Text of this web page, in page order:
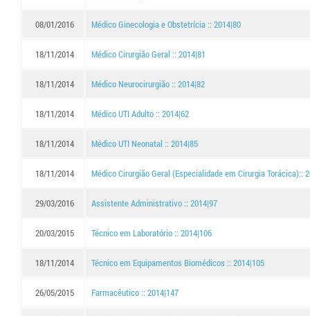
08/01/2016 Médico Ginecologia e Obstetrícia :: 2014|80
18/11/2014 Médico Cirurgião Geral :: 2014|81
18/11/2014 Médico Neurocirurgião :: 2014|82
18/11/2014 Médico UTI Adulto :: 2014|62
18/11/2014 Médico UTI Neonatal :: 2014|85
18/11/2014 Médico Cirurgião Geral (Especialidade em Cirurgia Torácica)::
29/03/2016 Assistente Administrativo :: 2014|97
20/03/2015 Técnico em Laboratório :: 2014|106
18/11/2014 Técnico em Equipamentos Biomédicos :: 2014|105
26/05/2015 Farmacêutico :: 2014|147